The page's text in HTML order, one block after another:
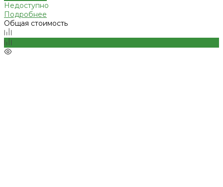
Недоступно
Подробнее
Общая стоимость